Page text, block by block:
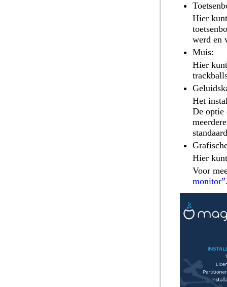
Hier
werd en
Muis:
Hier
Het
De optie
Hier
Voor
monitor”